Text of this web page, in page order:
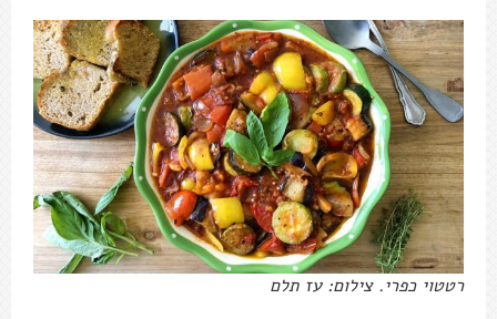
רטטוי כפרי. צילום: עז תלם